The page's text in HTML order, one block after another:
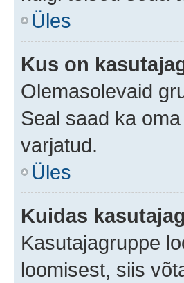
Üles
Kus on
Olemasolevaid
Seal saad ka
varjatud.
Üles
Kuidas
Kasutajagruppe
loomisest, siis